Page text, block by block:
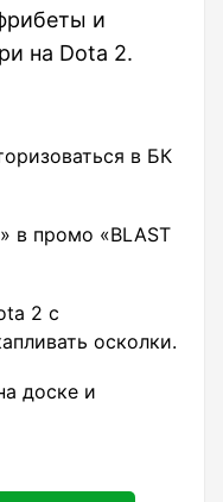
и
на Dota 2.
в БК
в промо «BLAST
2 с
осколки.
доске и